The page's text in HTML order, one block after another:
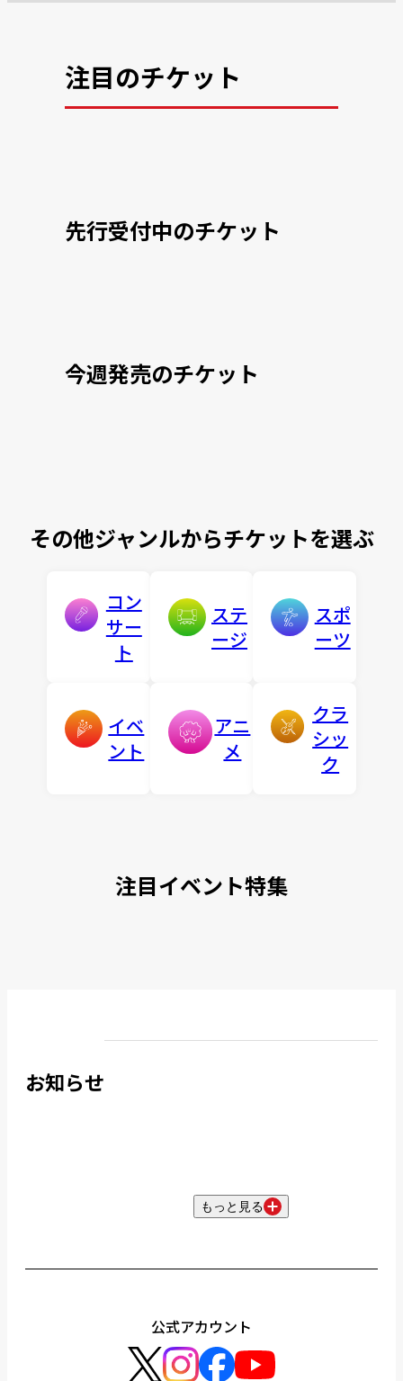
注目のチケット
先行受付中のチケット
今週発売のチケット
その他ジャンルからチケットを選ぶ
コン
サー
ト
ステ
ージ
スポ
ーツ
イベ
ント
アニ
メ
クラ
シッ
ク
注目イベント特集
お知らせ
もっと見る
公式アカウント